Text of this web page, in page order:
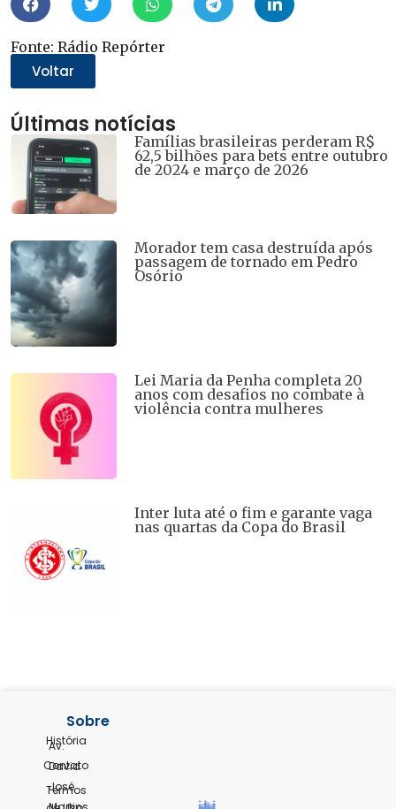
Fonte: Rádio Repórter
Voltar
Últimas notícias
Famílias brasileiras perderam R$
62,5 bilhões para bets entre outubro
de 2024 e março de 2026
Morador tem casa destruída após
passagem de tornado em Pedro
Osório
Lei Maria da Penha completa 20
anos com desafios no combate à
violência contra mulheres
Inter luta até o fim e garante vaga
nas quartas da Copa do Brasil
Av.
David
José
Sobre
História
Contato
Termos